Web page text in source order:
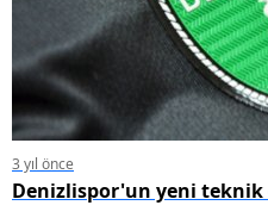
3 yıl önce
Denizlispor'un yeni teknik